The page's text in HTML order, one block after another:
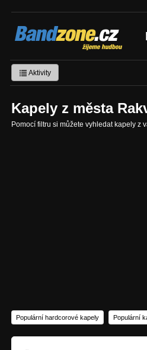
Bandzone.cz
žijeme hudbou
Aktivity
Kapely z města
Pomocí filtru si můžete vyhledat kapely
Populární hardcorové kapely Populární